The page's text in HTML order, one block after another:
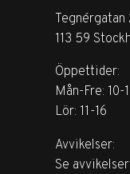
Tegnérgatan
113 59
Öppettider:
Mån-Fre: 10-
Lör: 11-16
Avvikelser:
Se